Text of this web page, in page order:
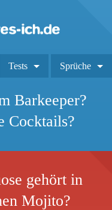
Tests Sprüche
Barkeeper?
Cocktails?
gehört in
Mojito?